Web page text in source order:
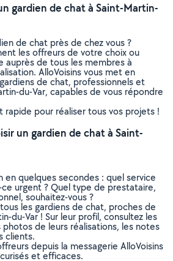
gardien de chat à Saint-Martin-
de chat près de chez vous ?
les offreurs de votre choix ou
auprès de tous les membres à
AlloVoisins vous met en
de chat, professionnels et
du-Var, capables de vous répondre
rapide pour réaliser tous vos projets !
un gardien de chat à Saint-
en quelques secondes : quel service
ce urgent ? Quel type de prestataire,
souhaitez-vous ?
les gardiens de chat, proches de
du-Var ! Sur leur profil, consultez les
de leurs réalisations, les notes
clients.
depuis la messagerie AlloVoisins
et efficaces.